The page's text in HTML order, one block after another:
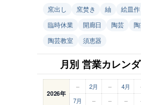
窯出し
窯焚き 紬
絵皿作
臨時休業
開廊日 陶芸
陶芸教室
須恵器
月別 営業カレン
2026年
– 2月 – 4月
7月
– – –